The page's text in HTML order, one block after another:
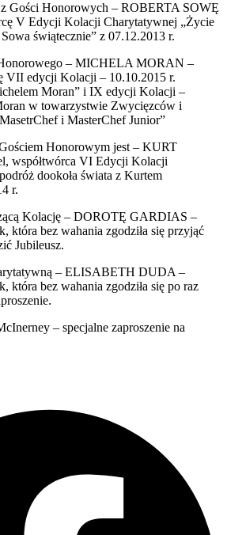
Gości Honorowych – ROBERTA SOWĘ
V Edycji Kolacji Charytatywnej „Życie
świątecznie” z 07.12.2013 r.
– MICHELA MORAN –
VII edycji Kolacji – 10.10.2015 r.
Moran” i IX edycji Kolacji –
w towarzystwie Zwycięzców i
i MasterChef Junior”
Honorowym jest – KURT
współtwórca VI Edycji Kolacji
dookoła świata z Kurtem
r.
Kolację – DOROTĘ GARDIAS –
która bez wahania zgodziła się przyjąć
Jubileusz.
– ELISABETH DUDA –
która bez wahania zgodziła się po raz
– specjalne zaproszenie na